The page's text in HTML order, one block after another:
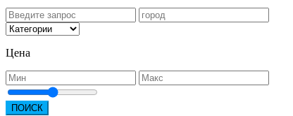
Цена
ПОИСК